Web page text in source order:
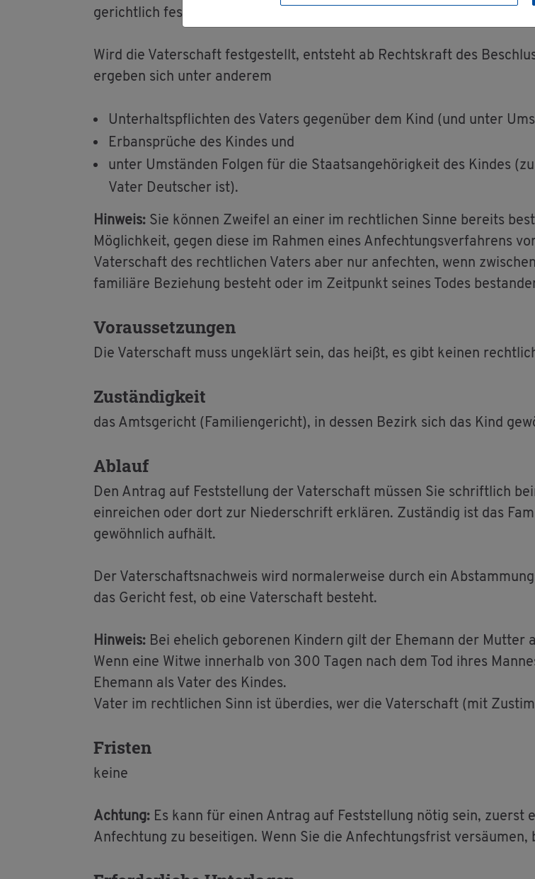
ge­richt­lich fest­stel­len las­sen.
Wird die Va­ter­schaft fest­ge­stellt, ent­steht ab Rechts­kraft des
er­ge­ben sich unter an­de­rem
Un­ter­halts­pflich­ten des Va­ters ge­gen­über dem Kind (und unter
Erb­an­sprü­che des Kin­des und
unter Um­stän­den Fol­gen für die Staats­an­ge­hö­rig­keit des Kin­des
Vater Deut­scher ist).
Hin­weis: Sie kön­nen Zwei­fel an einer im recht­li­chen Sinne be­reits
Mög­lich­keit, gegen diese im Rah­men eines An­fech­tungs­ver­fah­rens
Va­ter­schaft des recht­li­chen Va­ters aber nur an­fech­ten, wenn
fa­mi­liä­re Be­zie­hung be­steht oder im Zeit­punkt sei­nes Todes
Vor­aus­set­zun­gen
Die Va­ter­schaft muss un­ge­klärt sein, das heißt, es gibt kei­nen
Zu­stän­dig­keit
das Amts­ge­richt (Fa­mi­li­en­ge­richt), in des­sen Be­zirk sich das Kind
Ab­lauf
Den An­trag auf Fest­stel­lung der Va­ter­schaft müs­sen Sie schrift­lich
ein­rei­chen oder dort zur Nie­der­schrift er­klä­ren. Zu­stän­dig ist das
ge­wöhn­lich auf­hält.
Der Va­ter­schafts­nach­weis wird nor­ma­ler­wei­se durch ein
das Ge­richt fest, ob eine Va­ter­schaft be­steht.
Hin­weis: Bei ehe­lich ge­bo­re­nen Kin­dern gilt der Ehe­mann der Mut­ter
Wenn eine Witwe in­ner­halb von 300 Tagen nach dem Tod ihres
Ehe­mann als Vater des Kin­des.
Vater im recht­li­chen Sinn ist über­dies, wer die Va­ter­schaft (mit
Fris­ten
keine
Ach­tung: Es kann für einen An­trag auf Fest­stel­lung nötig sein,
An­fech­tung zu be­sei­ti­gen. Wenn Sie die An­fech­tungs­frist